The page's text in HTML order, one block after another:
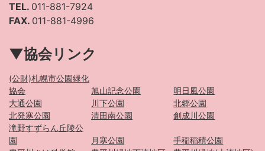
TEL. 011-881-7924
FAX. 011-881-4996
▼協会リンク
(公財)札幌市公園緑化
協会
旭山記念公園
明日風公園
大通公園
川下公園
北郷公園
北発寒公園
清田南公園
創成川公園
滝野すずらん丘陵公
園
月寒公園
手稲稲積公園